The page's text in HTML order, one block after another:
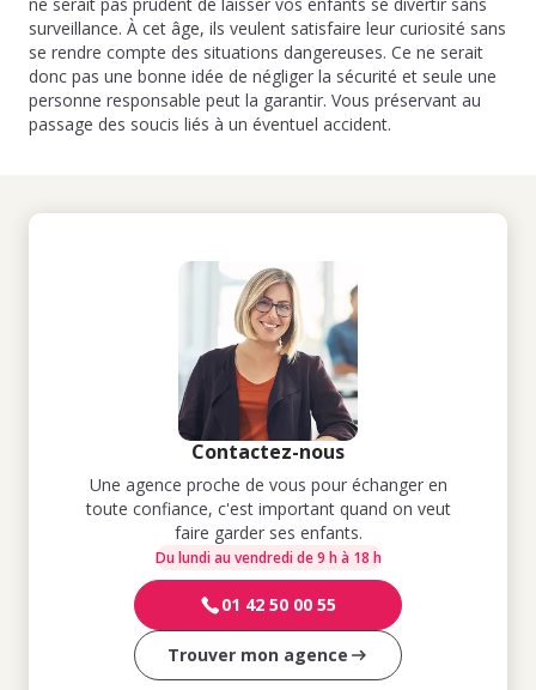
surveillance. À cet âge, ils veulent satisfaire leur curiosité sans
se rendre compte des situations dangereuses. Ce ne serait
donc pas une bonne idée de négliger la sécurité et seule une
personne responsable peut la garantir. Vous préservant au
passage des soucis liés à un éventuel accident.
Contactez-nous
Une agence proche de vous pour échanger en
toute confiance, c'est important quand on veut
faire garder ses enfants.
Du lundi au vendredi de 9 h à 18 h
01 42 50 00 55
Trouver mon agence